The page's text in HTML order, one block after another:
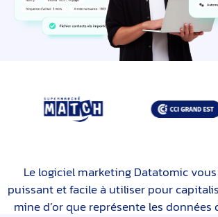
Le logiciel marketing Datatomic
puissant et facile à utiliser pour
mine d’or que représente les données